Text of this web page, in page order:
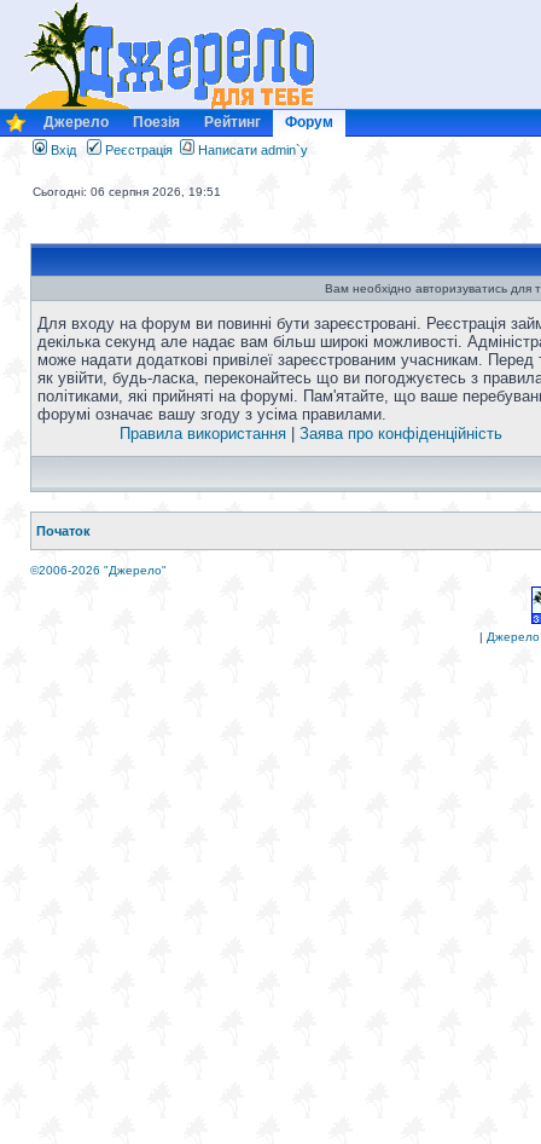
Джерело Поезія Рейтинг Форум
Вхід Реєстрація Написати admin`у
Сьогодні: 06 серпня 2026, 19:51
Вам необхідно авторизуватись для
Для входу на форум ви повинні бути зареєстровані. Реєстрація
декілька секунд але надає вам більш широкі можливості.
може надати додаткові привілеї зареєстрованим учасникам. Перед
як увійти, будь-ласка, переконайтесь що ви погоджуєтесь з
політиками, які прийняті на форумі. Пам'ятайте, що ваше
форумі означає вашу згоду з усіма правилами.
Правила використання
Заява про конфіденційність
Початок
©2006-2026 "Джерело"
| Джерело